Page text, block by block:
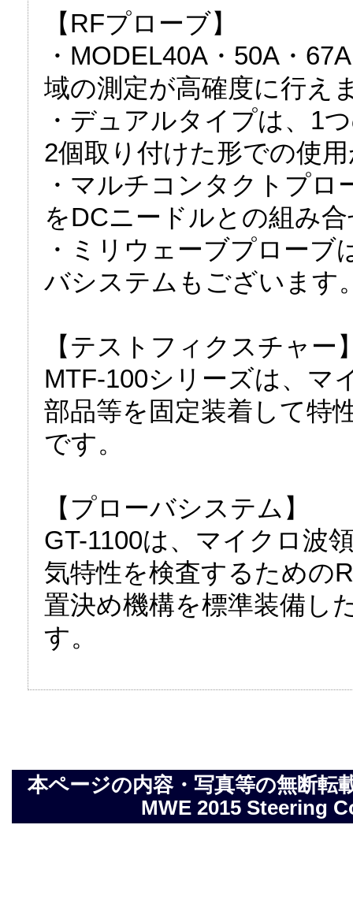
【RFプローブ】
・MODEL40A・50A・
域の測定が高確度に行え
・デュアルタイプは、1
2個取り付けた形での使
・マルチコンタクトプロ
をDCニードルとの組み
・ミリウェーブプロー
バシステムもございます
【テストフィクスチャー
MTF-100シリーズは、マ
部品等を固定装着して特
です。
【プローバシステム】
GT-1100は、マイクロ波
気特性を検査するための
置決め機構を標準装備し
す。
本ページの内容・写真等の無断
MWE 2015 Steering